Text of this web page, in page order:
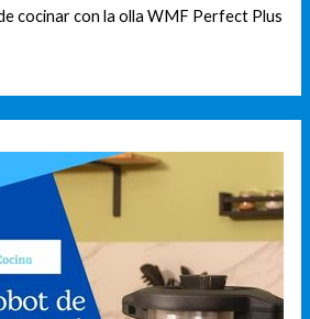
cocinar con la olla WMF Perfect Plus